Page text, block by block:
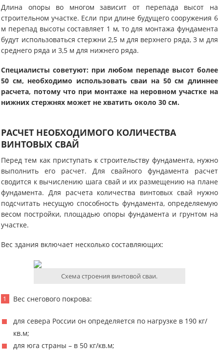
Длина опоры во многом зависит от перепада высот на
строительном участке. Если при длине будущего сооружения 6
м перепад высоты составляет 1 м, то для монтажа фундамента
будут использоваться стержни 2,5 м для верхнего ряда, 3 м для
среднего ряда и 3,5 м для нижнего ряда.
Специалисты советуют: при любом перепаде высот более
50 см, необходимо использовать сваи на 50 см длиннее
расчета, потому что при монтаже на неровном участке на
нижних стержнях может не хватить около 30 см.
РАСЧЕТ НЕОБХОДИМОГО КОЛИЧЕСТВА
ВИНТОВЫХ СВАЙ
Перед тем как приступать к строительству фундамента, нужно
выполнить его расчет. Для свайного фундамента расчет
сводится к вычислению шага свай и их размещению на плане
фундамента. Для расчета количества винтовых свай нужно
подсчитать несущую способность фундамента, определяемую
весом постройки, площадью опоры фундамента и грунтом на
участке.
Вес здания включает несколько составляющих:
Схема строения винтовой сваи.
Вес снегового покрова:
для севера России он определяется по нагрузке в 190 кг/
кв.м;
для юга страны – в 50 кг/кв.м;